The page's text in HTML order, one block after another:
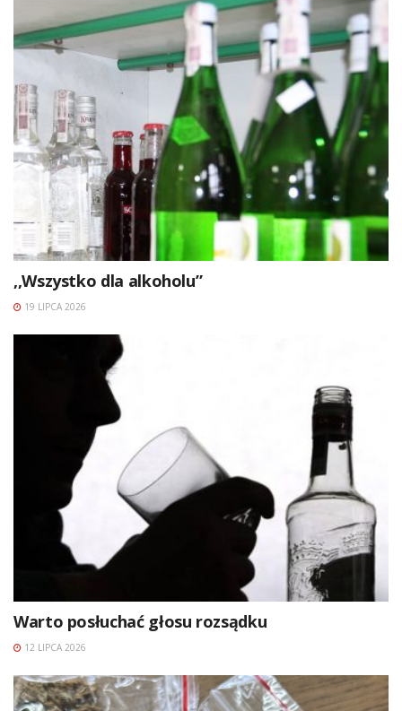
,,Wszystko dla alkoholu”
19 LIPCA 2026
Warto posłuchać głosu rozsądku
12 LIPCA 2026